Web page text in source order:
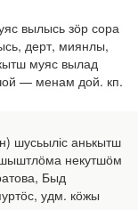
вылысь зӧр сора
дерт, миянлы,
муяс вылад
— менам дой. кп.
шусьыліс анькытш
некутшӧм
Быд
удм. кӧжы